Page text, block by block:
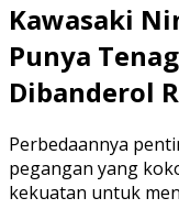
Kawasaki
Punya
Dibanderol
Perbedaannya
pegangan yang
kekuatan untuk